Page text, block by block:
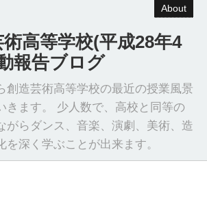
About
高等学校(平成28年4
報告ブログ
創造芸術高等学校の最近の授業風景
きます。 少人数で、高校と同等の
がらダンス、音楽、演劇、美術、造
を深く学ぶことが出来ます。